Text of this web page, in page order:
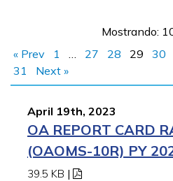
Mostrando:
« Prev
1 … 27 28 29
30
31
Next »
April 19th, 2023
OA REPORT CARD
(OAOMS-10R) PY
39.5 KB |